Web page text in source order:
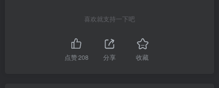
喜欢就支持一下吧
点赞208 分享 收藏